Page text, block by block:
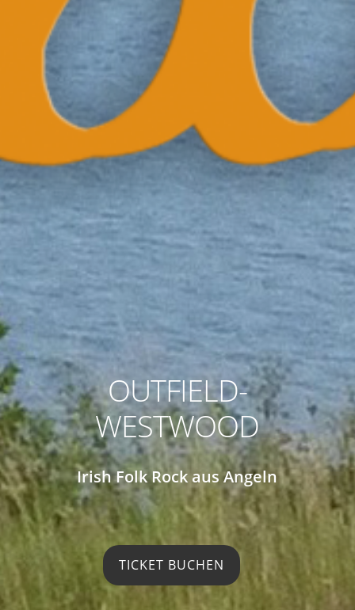
OUTFIELD-
WESTWOOD
Irish Folk Rock aus Angeln
TICKET BUCHEN